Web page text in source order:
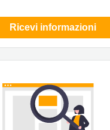
Ricevi informazioni